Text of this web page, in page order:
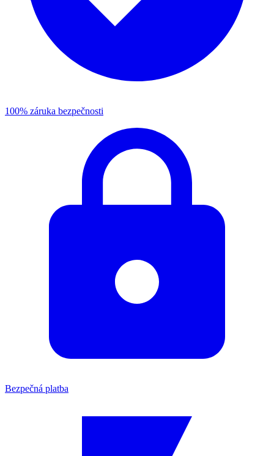
100% záruka bezpečnosti
Bezpečná platba